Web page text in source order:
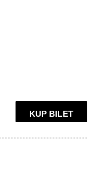
KUP BILET